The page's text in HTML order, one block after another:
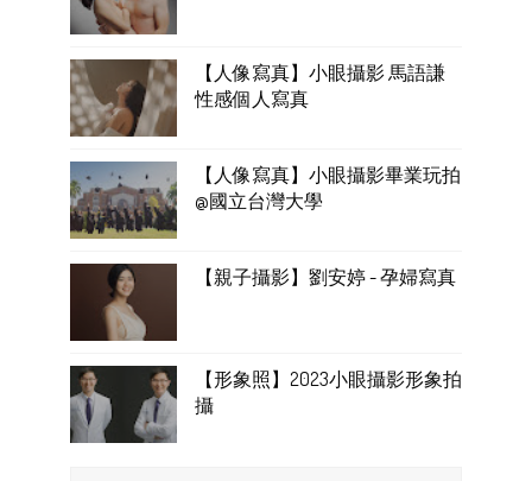
【人像寫真】小眼攝影 馬語謙
性感個人寫真
【人像寫真】小眼攝影畢業玩拍
@國立台灣大學
【親子攝影】劉安婷 - 孕婦寫真
【形象照】2023小眼攝影形象拍
攝